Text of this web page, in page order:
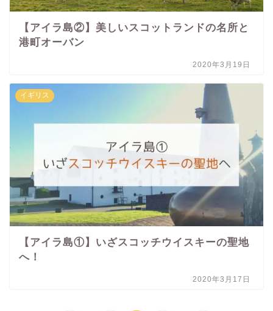
【アイラ島②】美しいスコットランドの名所と
港町オーバン
2020年3月19日
イギリス
【アイラ島①】いざスコッチウイスキーの聖地
へ！
2020年3月17日